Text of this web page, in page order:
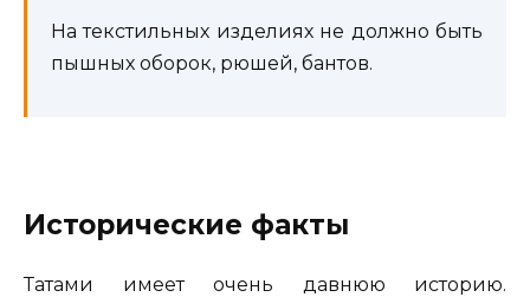
На текстильных изделиях не должно быть
пышных оборок, рюшей, бантов.
Исторические факты
Татами имеет очень давнюю историю.